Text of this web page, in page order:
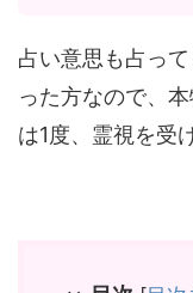
占い意思も占っ
った方なので、
は1度、霊視を受